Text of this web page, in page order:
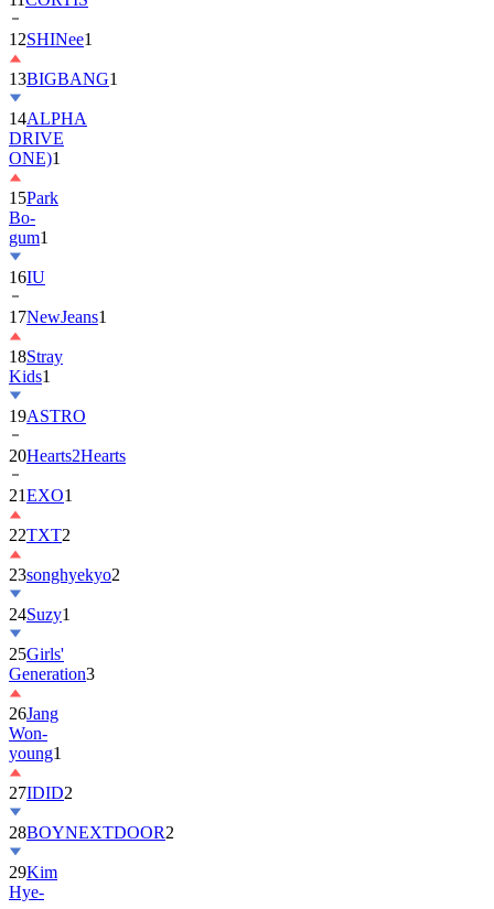
13BIGBANG
14ALPHA
DRIVE
ONE)1
15Park
Bo-
gum1
16IU
17NewJeans
18Stray
Kids
19ASTRO
20Hearts2Hearts
21EXO1
22TXT2
23songhyekyo
24Suzy1
25Girls'
Generation
26Jang
Won-
young1
27IDID
28BOYNEXTDOOR
29Kim
Hye-
yoon